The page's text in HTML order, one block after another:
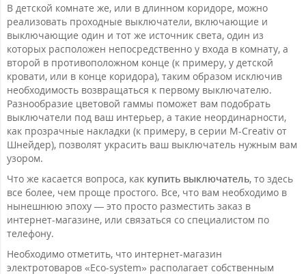
В детской комнате же, или в длинном коридоре, можно
реализовать проходные выключатели, включающие и
выключающие один и тот же источник света, один из
которых расположен непосредственно у входа в комнату, а
второй в противоположном конце (к примеру, у детской
кровати, или в конце коридора), таким образом исключив
необходимость возвращаться к первому выключателю.
Разнообразие цветовой гаммы поможет вам подобрать
выключатели под ваш интерьер, а такие неординарности,
как прозрачные накладки (к примеру, в серии M-Creativ от
Шнейдер), позволят украсить ваш выключатель нужным вам
узором.
Что же касается вопроса, как купить выключатель, то здесь
все более, чем проще простого. Все, что вам необходимо в
нынешнюю эпоху — это просто разместить заказ в
интернет-магазине, или связаться со специалистом по
телефону.
Необходимо отметить, что интернет-магазин
электротоваров «Eco-system» располагает собственным